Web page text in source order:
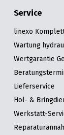
Service
linexo
Wartung
Wertgarantie
Lieferservice
Hol- &
Werkstatt-